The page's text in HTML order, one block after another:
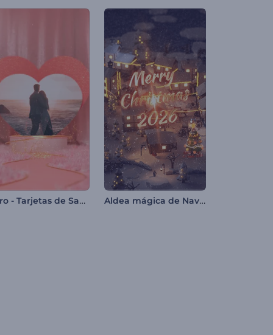
Intro - Tarjetas de San Valentín Aldea mágica de Navidad